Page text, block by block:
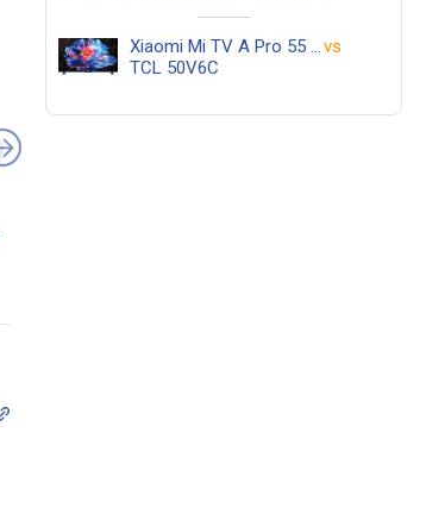
Xiaomi Mi TV A Pro 55 2026vs
TCL 50V6C